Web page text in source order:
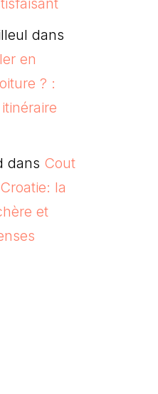
dans
en
? :
dans Cout
la
et